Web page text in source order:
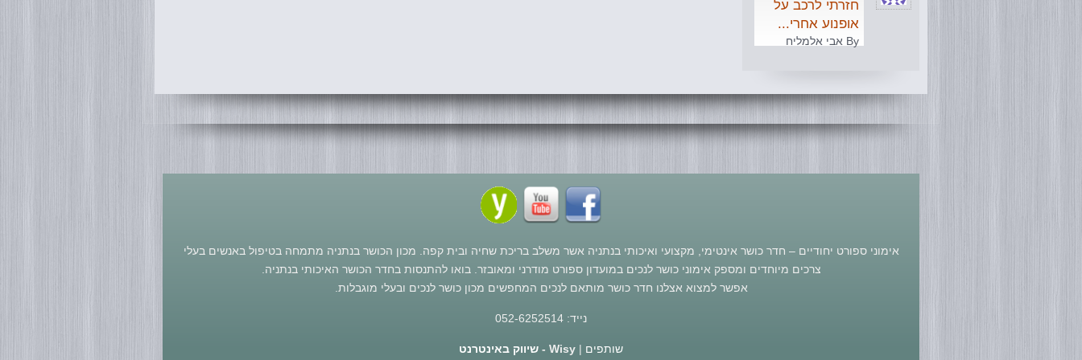
חזרתי לרכב על
אופנוע אחרי...
By אבי אלמליח
אימוני ספורט יחודיים – חדר כושר אינטימי, מקצועי ואיכותי בנתניה אשר משלב בריכת שחיה ובית קפה. מכון הכושר בנתניה מתמחה בטיפול באנשים בעלי
צרכים מיוחדים ומספק אימוני כושר לנכים במועדון ספורט מודרני ומאובזר. בואו להתנסות בחדר הכושר האיכותי בנתניה.
אפשר למצוא אצלנו חדר כושר מותאם לנכים המחפשים מכון כושר לנכים ובעלי מוגבלות.
נייד: 052-6252514
שותפים |
Wisy - שיווק באינטרנט